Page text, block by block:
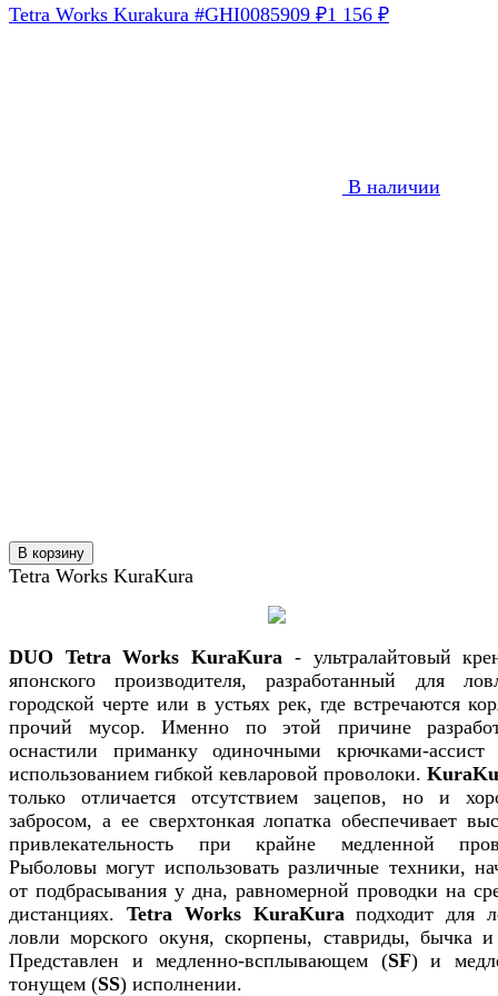
Tetra Works Kurakura #GHI0085909 ₽1 156 ₽
В наличии
В корзину
Tetra Works KuraKura
DUO Tetra Works KuraKura - ультралайтовый
японского производителя, разработанный для
городской черте или в устьях рек, где встречаются
прочий мусор. Именно по этой причине
оснастили приманку одиночными крючками-
использованием гибкой кевларовой проволоки.
только отличается отсутствием зацепов, но и
забросом, а ее сверхтонкая лопатка обеспечивает
привлекательность при крайне медленной
Рыболовы могут использовать различные техники,
от подбрасывания у дна, равномерной проводки на
дистанциях. Tetra Works KuraKuraподходит для
ловли морского окуня, скорпены, ставриды, бычка
Представлен и медленно-всплывающем (SF) и
тонущем (SS) исполнении.